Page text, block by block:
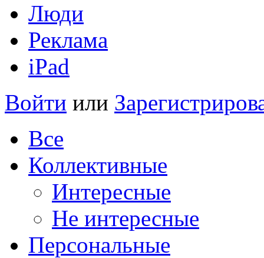
Люди
Реклама
iPad
Войти или
Все
Коллективные
Интересные
Не интересные
Персональные